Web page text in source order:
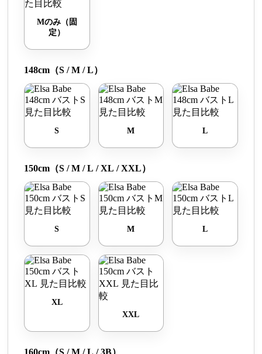
Mのみ（固
定）
148cm（S / M / L）
S M L
150cm（S / M / L / XL / XXL）
S M L
XL
XXL
160cm（S / M / L / 3B）